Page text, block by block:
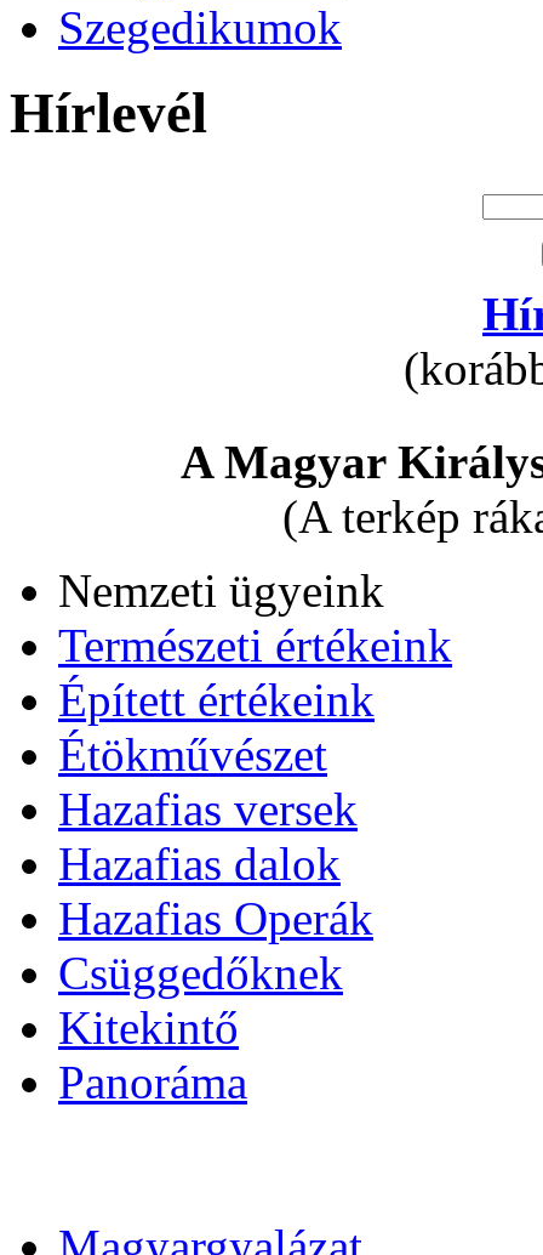
Szegedikumok
Hírlevél
A Magyar
(A terkép
Nemzeti ügyeink
Természeti értékeink
Épített értékeink
Étökművészet
Hazafias versek
Hazafias dalok
Hazafias Operák
Csüggedőknek
Kitekintő
Panoráma